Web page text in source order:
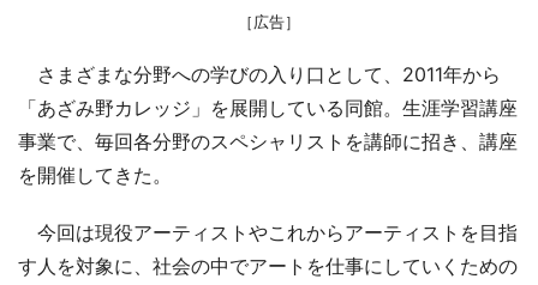
［広告］
さまざまな分野への学びの入り口として、2011年から
「あざみ野カレッジ」を展開している同館。生涯学習講座
事業で、毎回各分野のスペシャリストを講師に招き、講座
を開催してきた。
今回は現役アーティストやこれからアーティストを目指
す人を対象に、社会の中でアートを仕事にしていくための